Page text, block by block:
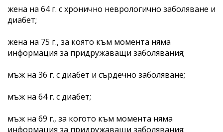
жена на 64 г. с хронично неврологично заболяване и
диабет;
жена на 75 г., за която към момента няма
информация за придружаващи заболявания;
мъж на 36 г. с диабет и сърдечно заболяване;
мъж на 64 г. с диабет;
мъж на 69 г., за когото към момента няма
информация за придружаващи заболявания;